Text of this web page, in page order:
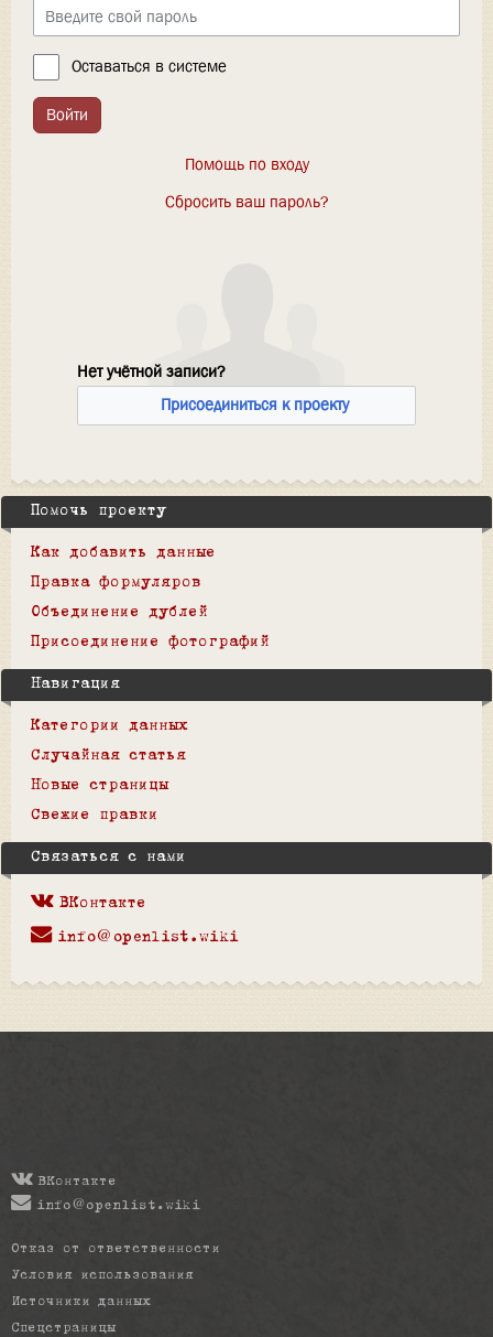
Оставаться в системе
Войти
Помощь по входу
Сбросить ваш пароль?
Нет учётной записи?
Присоединиться к проекту
Помочь проекту
Как добавить данные
Правка формуляров
Объединение дублей
Присоединение фотографий
Навигация
Категории данных
Случайная статья
Новые страницы
Свежие правки
Связаться с нами
ВКонтакте
info@openlist.wiki
ВКонтакте
info@openlist.wiki
Отказ от ответственности
Условия использования
Источники данных
Спецстраницы